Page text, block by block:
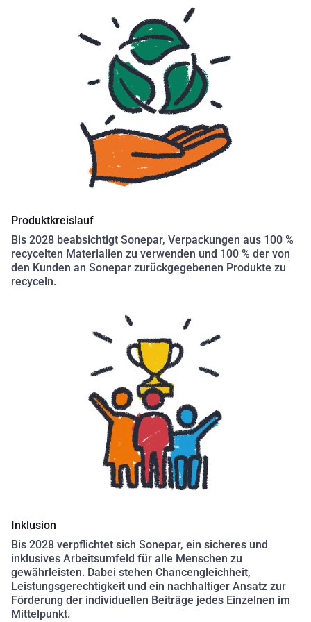
Produktkreislauf
Bis 2028 beabsichtigt Sonepar, Verpackungen aus 100 %
recycelten Materialien zu verwenden und 100 % der von
den Kunden an Sonepar zurückgegebenen Produkte zu
recyceln.
Inklusion
Bis 2028 verpflichtet sich Sonepar, ein sicheres und
inklusives Arbeitsumfeld für alle Menschen zu
gewährleisten. Dabei stehen Chancengleichheit,
Leistungsgerechtigkeit und ein nachhaltiger Ansatz zur
Förderung der individuellen Beiträge jedes Einzelnen im
Mittelpunkt.